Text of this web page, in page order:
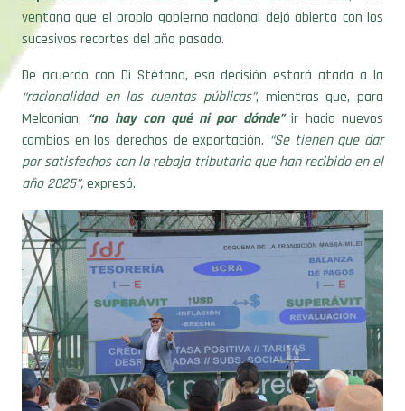
sucesivos recortes del año pasado.
De acuerdo con Di Stéfano, esa decisión estará atada a la
“racionalidad en las cuentas públicas”, mientras que, para
Melconian,“no hay con qué ni por dónde” ir hacia nuevos
cambios en los derechos de exportación.“Se tienen que dar
por satisfechos con la rebaja tributaria que han recibido en el
año 2025”,expresó.